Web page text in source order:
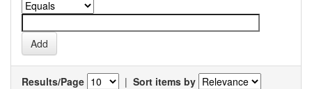
Results/Page | Sort items by